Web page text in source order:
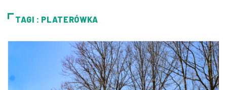
Pomniejsz
Czcionki
remove_circle_outline add_circle_outline
TAGI : PLATERÓWKA